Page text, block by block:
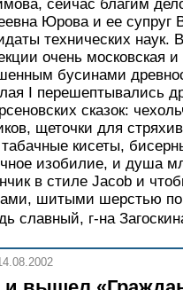
сейчас благим
Юрова и ее супруг
технических
очень московская
бусинами
I перешептывались
сказок:
щеточки для
табачные кисеты,
изобилие, и душа
в стиле Jacob и
шитыми шерстью по
славный, г-на